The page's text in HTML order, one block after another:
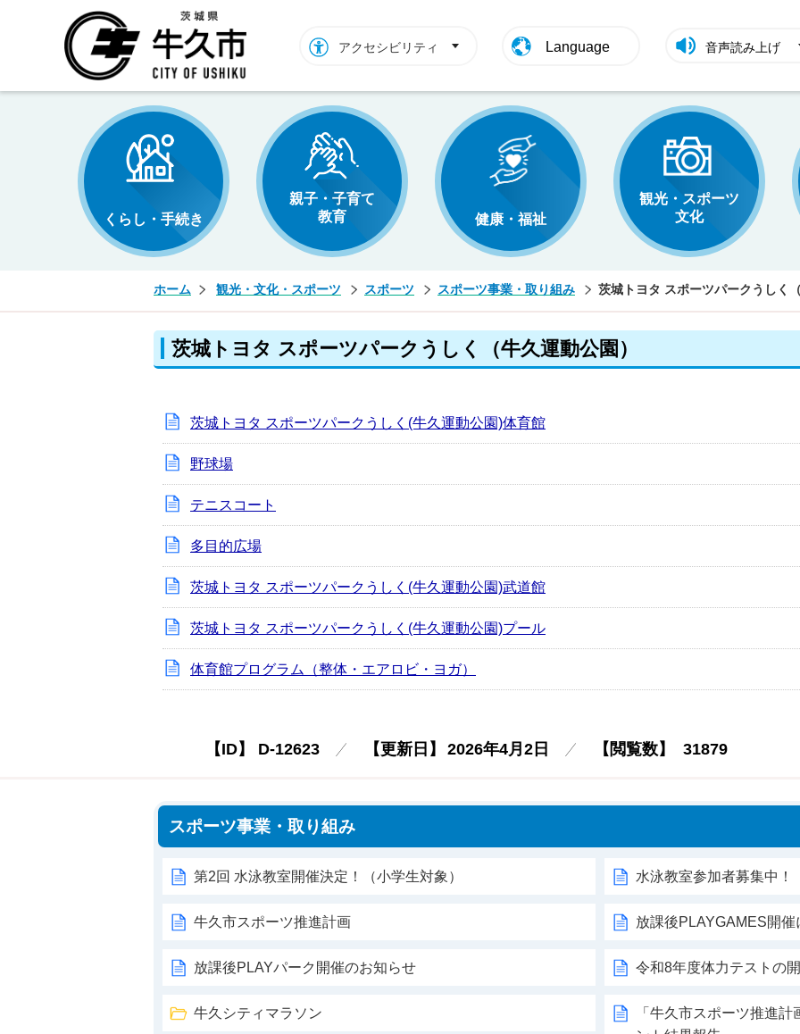
アクセシビリティ Language 音声読み上げ
くらし・手続き
親子・子育て
教育
健康・福祉
観光・スポーツ
文化
ホーム 観光・文化・スポーツ スポーツ スポーツ事業・取り組み 茨城トヨタ スポーツパークうしく
茨城トヨタ スポーツパークうしく（牛久運動公園）
茨城トヨタ スポーツパークうしく(牛久運動公園)体育館
野球場
テニスコート
多目的広場
茨城トヨタ スポーツパークうしく(牛久運動公園)武道館
茨城トヨタ スポーツパークうしく(牛久運動公園)プール
体育館プログラム（整体・エアロビ・ヨガ）
【ID】 D-12623 【更新日】 2026年4月2日 【閲覧数】 31879
スポーツ事業・取り組み
第2回 水泳教室開催決定！（小学生対象） 水泳教室参加者募集中！
牛久市スポーツ推進計画 放課後PLAYGAMES開催
放課後PLAYパーク開催のお知らせ 令和8年度体力テストの
牛久シティマラソン
「牛久市スポーツ推進